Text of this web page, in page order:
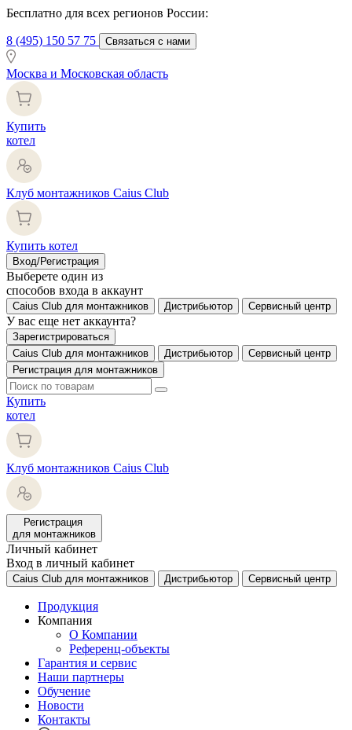
Бесплатно для всех регионов России:
8 (495) 150 57 75 Связаться с нами
Москва и Московская область
Купить
котел
Клуб монтажников Caius Club
Купить котел
Вход/Регистрация
Выберете один из
способов входа в аккаунт
Caius Club для монтажников Дистрибьютор Сервисный центр
У вас еще нет аккаунта?
Зарегистрироваться
Caius Club для монтажников
Дистрибьютор
Сервисный центр
Регистрация для монтажников
Купить
котел
Клуб монтажников Caius Club
Регистрация
для монтажников
Личный кабинет
Вход в личный кабинет
Caius Club для монтажников Дистрибьютор Сервисный центр
Продукция
Компания
О Компании
Референц-объекты
Гарантия и сервис
Наши партнеры
Обучение
Новости
Контакты